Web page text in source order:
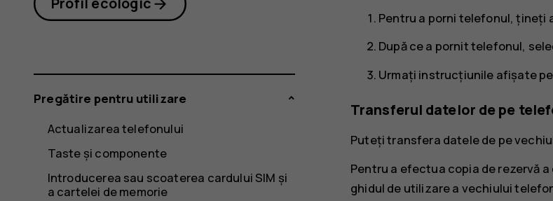
Pentru a porni telefonul, țineți
După ce a pornit telefonul,
Urmați instrucțiunile afișate
Transferul datelor de pe
Puteți transfera datele de pe
Pentru a efectua copia de rezervă
ghidul de utilizare a vechiului
Pregătire pentru utilizare
Actualizarea telefonului
Taste și componente
Introducerea sau scoaterea cardului SIM și
a cartelei de memorie